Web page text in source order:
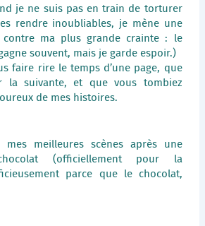
je ne suis pas en train de torturer
rendre inoubliables, je mène une
contre ma plus grande crainte : le
souvent, mais je garde espoir.)
faire rire le temps d’une page, que
la suivante, et que vous tombiez
de mes histoires.
mes meilleures scènes après une
(officiellement pour la
parce que le chocolat,